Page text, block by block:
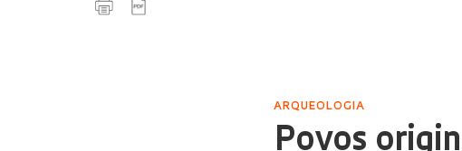
ARQUEOLOGIA
Povos